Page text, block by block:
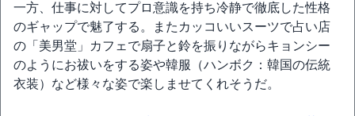
一方、仕事に対してプロ意識を持ち冷静で徹底した性格
のギャップで魅了する。またカッコいいスーツで占い店
の「美男堂」カフェで扇子と鈴を振りながらキョンシー
のようにお祓いをする姿や韓服（ハンボク：韓国の伝統
衣装）など様々な姿で楽しませてくれそうだ。